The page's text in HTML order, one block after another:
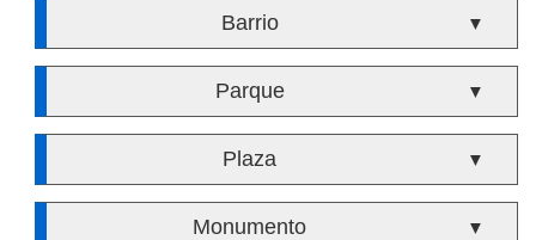
Barrio ▼
Parque ▼
Plaza ▼
Monumento ▼